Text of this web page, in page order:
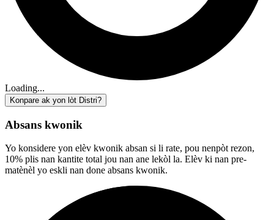
Loading...
Konpare ak yon lòt Distri?
Absans kwonik
Yo konsidere yon elèv kwonik absan si li rate, pou nenpòt rezon,
10% plis nan kantite total jou nan ane lekòl la. Elèv ki nan pre-
matènèl yo eskli nan done absans kwonik.